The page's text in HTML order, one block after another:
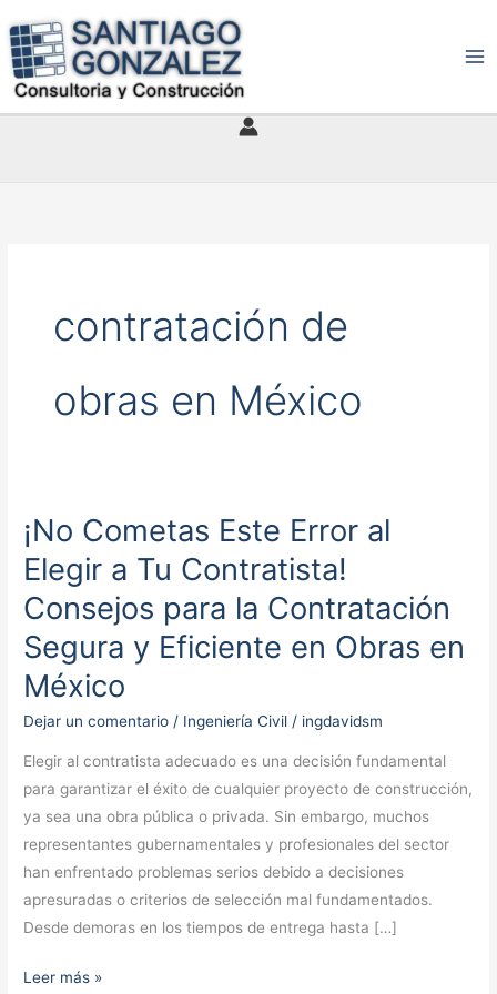
al
contenido
contratación de
obras en México
¡No Cometas Este Error al
Elegir a Tu Contratista!
Consejos para la Contratación
Segura y Eficiente en Obras en
México
Dejar un comentario / Ingeniería Civil / ingdavidsm
Elegir al contratista adecuado es una decisión fundamental
para garantizar el éxito de cualquier proyecto de construcción,
ya sea una obra pública o privada. Sin embargo, muchos
representantes gubernamentales y profesionales del sector
han enfrentado problemas serios debido a decisiones
apresuradas o criterios de selección mal fundamentados.
Desde demoras en los tiempos de entrega hasta […]
¡No
Cometas
Este
Error
al
Elegir
a
Tu
Consejos
para
la
Contratación
Leer más »